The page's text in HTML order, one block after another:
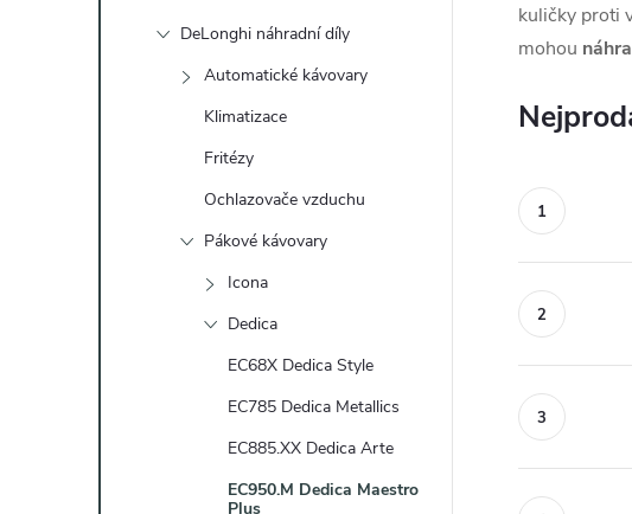
DeLonghi náhradní díly
Automatické kávovary
Klimatizace
Fritézy
Ochlazovače vzduchu
Pákové kávovary
Icona
Dedica
EC68X Dedica Style
EC785 Dedica Metallics
EC885.XX Dedica Arte
EC950.M Dedica Maestro
Plus
kuličky proti
mohou